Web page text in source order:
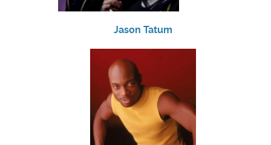
Jason Tatum